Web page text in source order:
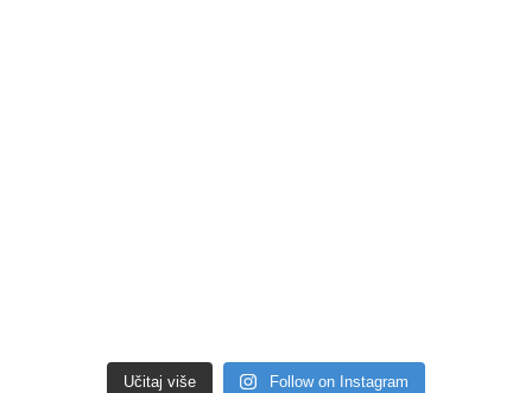
Učitaj više Follow on Instagram